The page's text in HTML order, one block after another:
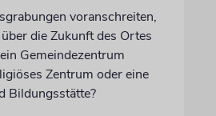
voranschreiten,
die Zukunft des Ortes
Gemeindezentrum
Zentrum oder eine
Bildungsstätte?